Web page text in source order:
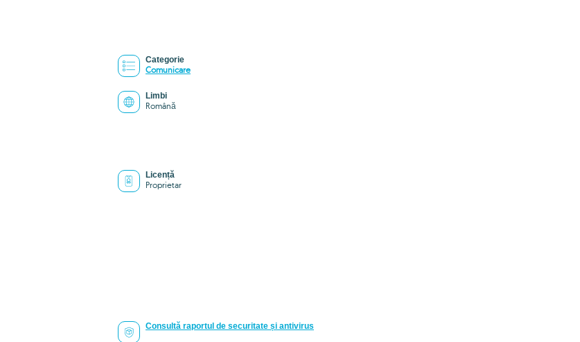
Categorie
Comunicare
Limbi
Română
Licență
Proprietar
Consultă raportul de securitate și antivirus